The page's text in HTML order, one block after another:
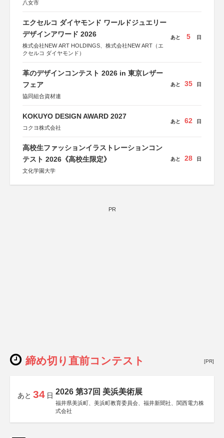
八女市
エクセルコ ダイヤモンド ワールドジュエリー
デザインアワード 2026
株式会社NEW ART HOLDINGS、株式会社NEW ART（エ
クセルコ ダイヤモンド）
あと 5 日
革のデザインコンテスト 2026 in 東京レザー
フェア
協同組合資材連
あと 35 日
KOKUYO DESIGN AWARD 2027
コクヨ株式会社
あと 62 日
高校生ファッションイラストレーションコン
テスト 2026《高校生限定》
文化学園大学
あと 28 日
PR
締め切り直前コンテスト [PR]
あと 34 日 2026 第37回 美浜美術展
福井県美浜町、美浜町教育委員会、福井新聞社、関西電力株
式会社